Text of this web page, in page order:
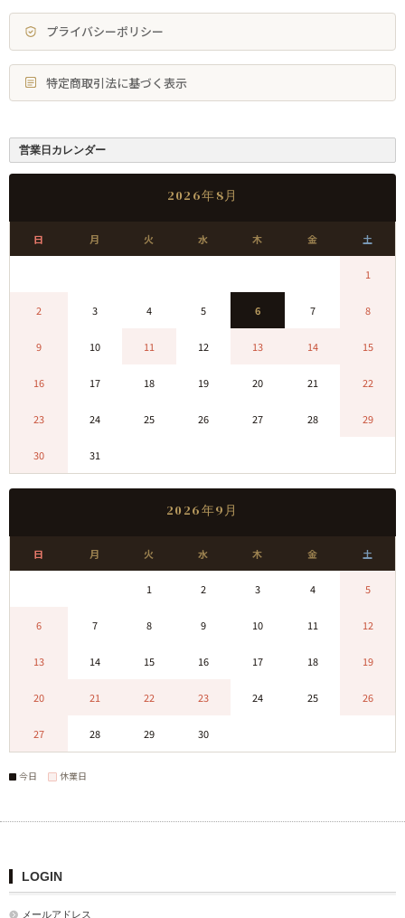
プライバシーポリシー
特定商取引法に基づく表示
営業日カレンダー
2026年8月
日 月 火 水 木 金 土
1
2 3 4 5 6 7 8
9 10 11 12 13 14 15
16 17 18 19 20 21 22
23 24 25 26 27 28 29
30 31
2026年9月
日 月 火 水 木 金 土
1 2 3 4 5
6 7 8 9 10 11 12
13 14 15 16 17 18 19
20 21 22 23 24 25 26
27 28 29 30
今日 休業日
LOGIN
メールアドレス